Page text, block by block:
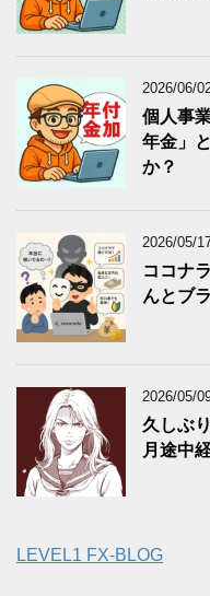
2026/06/
個人事
年金」
か？
2026/05/
ココナ
んとブ
2026/05/
久しぶ
月途中
LEVEL1 FX-BLOG